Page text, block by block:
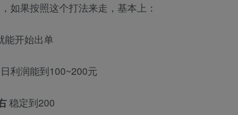
如果按照这个打法来走，基本上：
能开始出单
日利润能到100~200元
稳定到200